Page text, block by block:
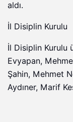
aldı.
İl Disiplin Kurulu
İl Disiplin Kurulu
Evyapan,
Şahin, Mehmet
Aydıner, Marif